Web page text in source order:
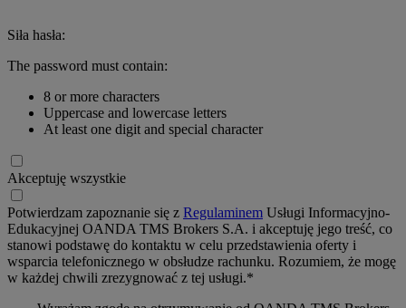
Siła hasła:
The password must contain:
8 or more characters
Uppercase and lowercase letters
At least one digit and special character
Akceptuję wszystkie
Potwierdzam zapoznanie się z Regulaminem Usługi Informacyjno-
Edukacyjnej OANDA TMS Brokers S.A. i akceptuję jego treść, co
stanowi podstawę do kontaktu w celu przedstawienia oferty i
wsparcia telefonicznego w obsłudze rachunku. Rozumiem, że mogę
w każdej chwili zrezygnować z tej usługi.*